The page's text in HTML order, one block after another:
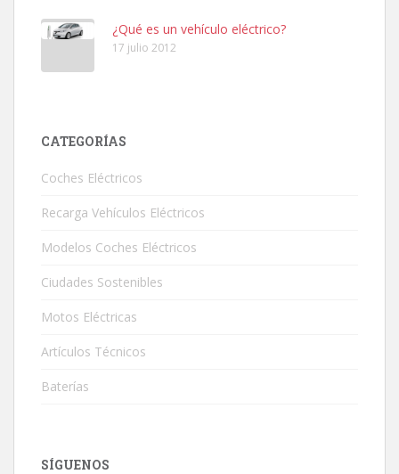
¿Qué es un vehículo eléctrico?
17 julio 2012
CATEGORÍAS
Coches Eléctricos
Recarga Vehículos Eléctricos
Modelos Coches Eléctricos
Ciudades Sostenibles
Motos Eléctricas
Artículos Técnicos
Baterías
SÍGUENOS